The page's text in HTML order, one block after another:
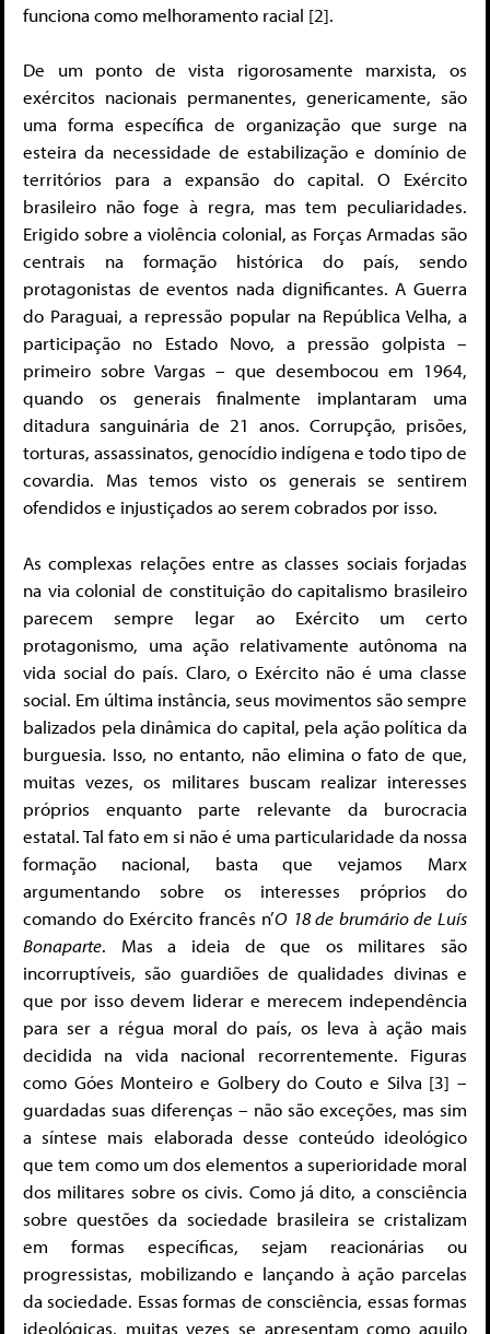
funciona como melhoramento racial [2].
De um ponto de vista rigorosamente marxista, os
exércitos nacionais permanentes, genericamente, são
uma forma específica de organização que surge na
esteira da necessidade de estabilização e domínio de
territórios para a expansão do capital.
O Exército
brasileiro não foge à regra, mas tem peculiaridades.
Erigido sobre a violência colonial, as Forças Armadas são
centrais na formação histórica do país, sendo
protagonistas de eventos nada dignificantes. A Guerra
do Paraguai, a repressão popular na República Velha, a
participação no Estado Novo, a pressão golpista –
primeiro sobre Vargas – que desembocou em 1964,
quando os generais finalmente implantaram uma
ditadura sanguinária de 21 anos. Corrupção, prisões,
torturas, assassinatos, genocídio indígena e todo tipo de
covardia. Mas temos visto os generais se sentirem
ofendidos e injustiçados ao serem cobrados por isso.
As complexas relações entre as classes sociais forjadas
na via colonial de constituição do capitalismo brasileiro
parecem sempre legar ao Exército um certo
protagonismo, uma ação relativamente autônoma na
vida social do país. Claro, o Exército não é uma classe
social. Em última instância, seus movimentos são sempre
balizados pela dinâmica do capital, pela ação política da
burguesia. Isso, no entanto, não elimina o fato de que,
muitas vezes, os militares buscam realizar interesses
próprios enquanto parte relevante da burocracia
estatal. Tal fato em si não é uma particularidade da nossa
formação nacional, basta que vejamos Marx
argumentando sobre os interesses próprios do
comando do Exército francês n’O 18 de brumário de Luís
Bonaparte. Mas a ideia de que os militares são
incorruptíveis, são guardiões de qualidades divinas e
que por isso devem liderar e merecem independência
para ser a régua moral do país, os leva à ação mais
decidida na vida nacional recorrentemente. Figuras
como Góes Monteiro e Golbery do Couto e Silva [3] –
guardadas suas diferenças – não são exceções, mas sim
a síntese mais elaborada desse conteúdo ideológico
que tem como um dos elementos a superioridade moral
dos militares sobre os civis. Como já dito, a consciência
sobre questões da sociedade brasileira se cristalizam
em formas específicas, sejam reacionárias ou
progressistas, mobilizando e lançando à ação parcelas
da sociedade. Essas formas de consciência, essas formas
ideológicas, muitas vezes se apresentam como aquilo